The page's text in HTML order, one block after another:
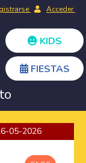
Acceder
KIDS
FIESTAS
05-2026